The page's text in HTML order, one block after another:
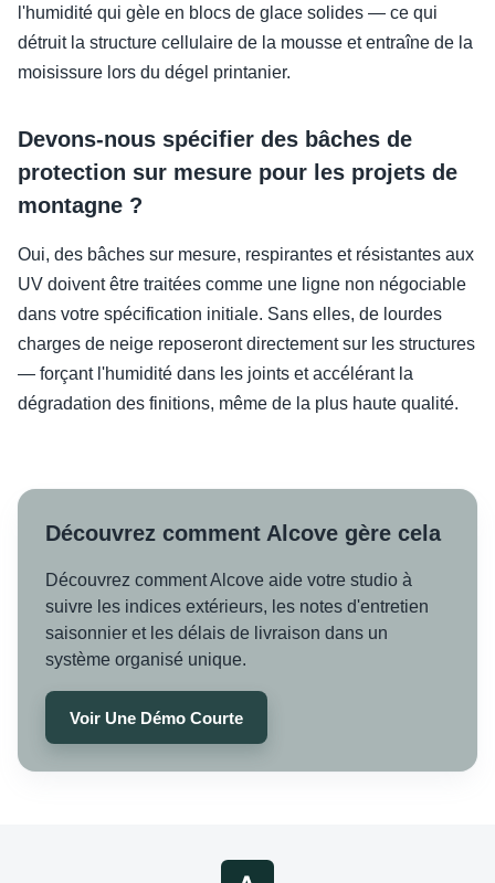
l'humidité qui gèle en blocs de glace solides — ce qui
détruit la structure cellulaire de la mousse et entraîne de la
moisissure lors du dégel printanier.
Devons-nous spécifier des bâches de
protection sur mesure pour les projets de
montagne ?
Oui, des bâches sur mesure, respirantes et résistantes aux
UV doivent être traitées comme une ligne non négociable
dans votre spécification initiale. Sans elles, de lourdes
charges de neige reposeront directement sur les structures
— forçant l'humidité dans les joints et accélérant la
dégradation des finitions, même de la plus haute qualité.
Découvrez comment Alcove gère cela
Découvrez comment Alcove aide votre studio à
suivre les indices extérieurs, les notes d'entretien
saisonnier et les délais de livraison dans un
système organisé unique.
Voir Une Démo Courte